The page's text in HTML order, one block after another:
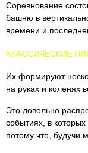
Соревнование
башню в
времени и
КЛАССИЧЕСКИЕ
Их формируют
на руках и коленях
Это довольно
событиях, в
потому что, будучи